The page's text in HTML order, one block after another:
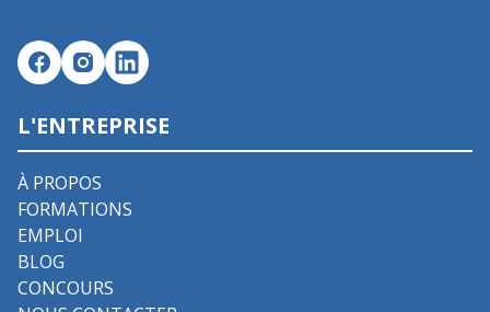
L'ENTREPRISE
À PROPOS
FORMATIONS
EMPLOI
BLOG
CONCOURS